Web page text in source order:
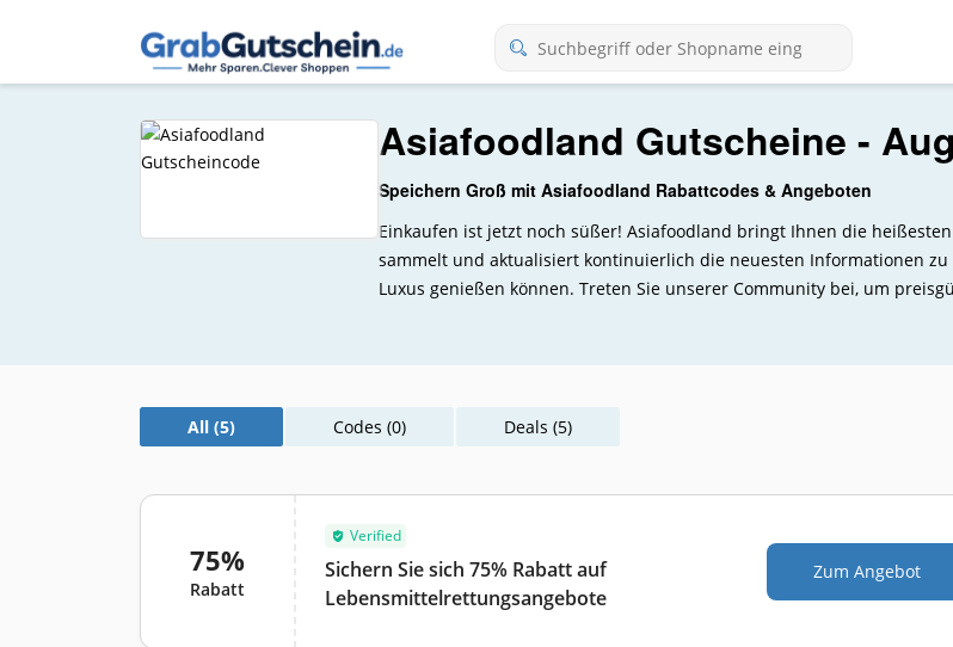
Asiafoodland Gutscheine -
Speichern Groß mit Asiafoodland Rabattcodes & Angeboten
Einkaufen ist jetzt noch süßer! Asiafoodland bringt Ihnen die
sammelt und aktualisiert kontinuierlich die neuesten Informationen
Luxus genießen können. Treten Sie unserer Community bei, um
All (5) Codes (0) Deals (5)
75%
Rabatt
Verified
Sichern Sie sich 75% Rabatt auf
Lebensmittelrettungsangebote
Zum Angebot